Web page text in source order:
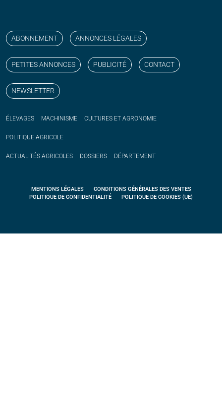
ABONNEMENT ANNONCES LÉGALES
PETITES ANNONCES PUBLICITÉ CONTACT
NEWSLETTER
ÉLEVAGES MACHINISME CULTURES ET AGRONOMIE
POLITIQUE AGRICOLE
ACTUALITÉS AGRICOLES DOSSIERS DÉPARTEMENT
MENTIONS LÉGALES
CONDITIONS GÉNÉRALES DES VENTES
POLITIQUE DE CONFIDENTIALITÉ
POLITIQUE DE COOKIES (UE)